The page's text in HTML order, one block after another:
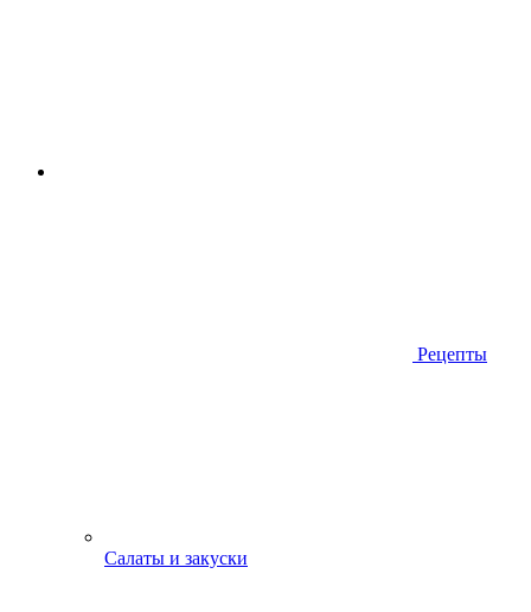
Рецепты
Салаты и закуски